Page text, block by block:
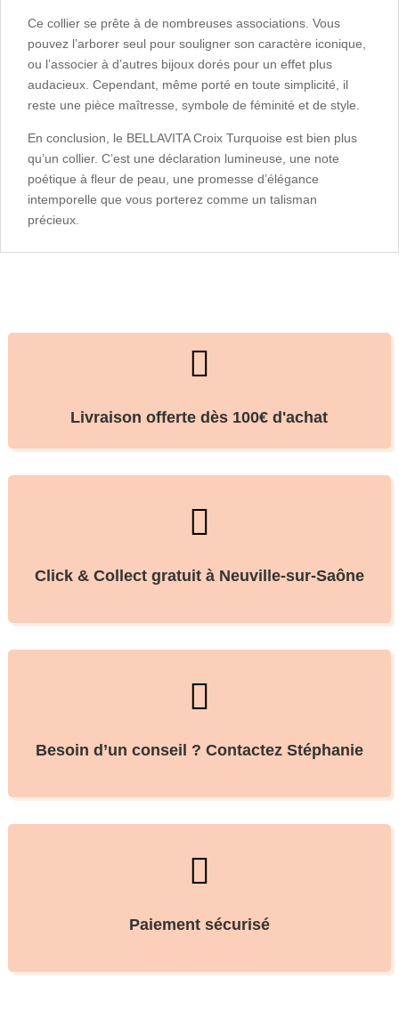
Ce collier se prête à de nombreuses associations. Vous
pouvez l’arborer seul pour souligner son caractère iconique,
ou l’associer à d’autres bijoux dorés pour un effet plus
audacieux. Cependant, même porté en toute simplicité, il
reste une pièce maîtresse, symbole de féminité et de style.
En conclusion, le BELLAVITA Croix Turquoise est bien plus
qu’un collier. C’est une déclaration lumineuse, une note
poétique à fleur de peau, une promesse d’élégance
intemporelle que vous porterez comme un talisman
précieux.

Livraison offerte dès 100€ d'achat

Click & Collect gratuit à Neuville-sur-Saône

Besoin d’un conseil ? Contactez Stéphanie

Paiement sécurisé